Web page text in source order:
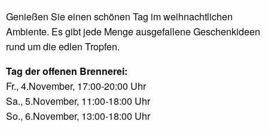
Genießen Sie einen schönen Tag im weihnachtlichen
Ambiente. Es gibt jede Menge ausgefallene Geschenkideen
rund um die edlen Tropfen.
Tag der offenen Brennerei:
Fr., 4.November, 17:00-20:00 Uhr
Sa., 5.November, 11:00-18:00 Uhr
So., 6.November, 13:00-18:00 Uhr